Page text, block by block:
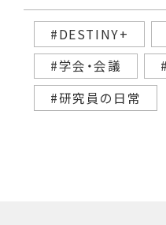
#DESTINY+
#学会・会議
#研究員の日常